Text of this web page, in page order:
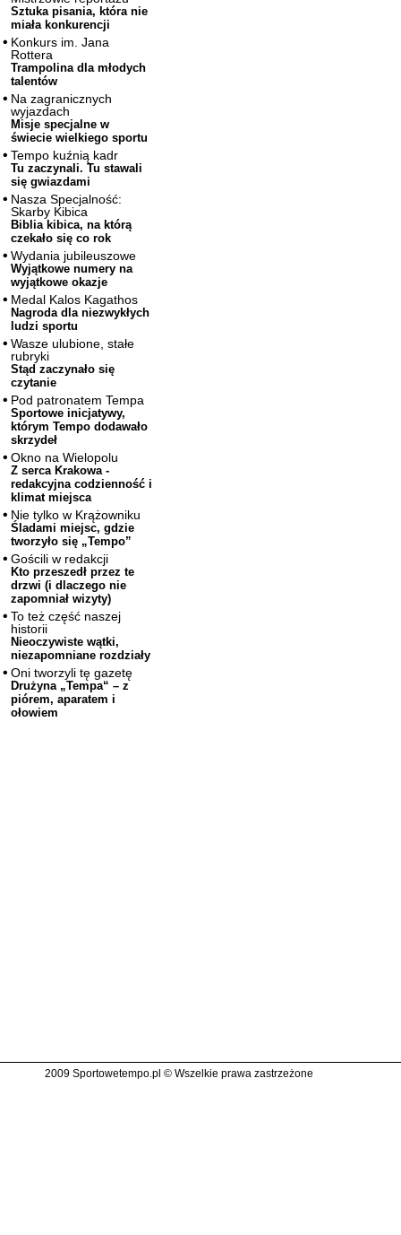
Sztuka pisania, która nie
miała konkurencji
Konkurs im. Jana
Rottera
Trampolina dla młodych
talentów
Na zagranicznych
wyjazdach
Misje specjalne w
świecie wielkiego sportu
Tempo kuźnią kadr
Tu zaczynali. Tu stawali
się gwiazdami
Nasza Specjalność:
Skarby Kibica
Biblia kibica, na którą
czekało się co rok
Wydania jubileuszowe
Wyjątkowe numery na
wyjątkowe okazje
Medal Kalos Kagathos
Nagroda dla niezwykłych
ludzi sportu
Wasze ulubione, stałe
rubryki
Stąd zaczynało się
czytanie
Pod patronatem Tempa
Sportowe inicjatywy,
którym Tempo dodawało
skrzydeł
Okno na Wielopolu
Z serca Krakowa -
redakcyjna codzienność i
klimat miejsca
Nie tylko w Krążowniku
Śladami miejsc, gdzie
tworzyło się „Tempo”
Gościli w redakcji
Kto przeszedł przez te
drzwi (i dlaczego nie
zapomniał wizyty)
To też część naszej
historii
Nieoczywiste wątki,
niezapomniane rozdziały
Oni tworzyli tę gazetę
Drużyna „Tempa“ – z
piórem, aparatem i
ołowiem
2009 Sportowetempo.pl © Wszelkie prawa zastrzeżone